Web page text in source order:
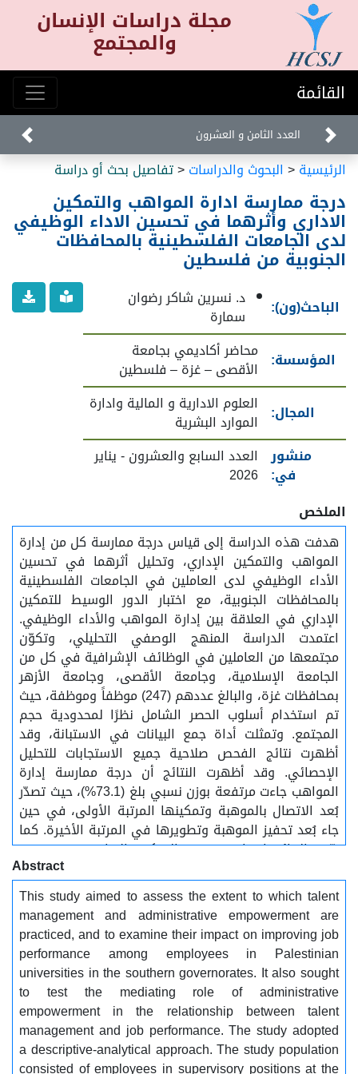
مجلة دراسات الإنسان
والمجتمع
القائمة
العدد الثامن و العشرون
الرئيسية< البحوث والدراسات<تفاصيل بحث أو دراسة
درجة ممارسة ادارة المواهب والتمكين
الاداري وأثرهما في تحسين الاداء الوظيفي
لدى الجامعات الفلسطينية بالمحافظات
الجنوبية من فلسطين
الباحث(ون): د. نسرين شاكر رضوان
سمارة
المؤسسة: محاضر أكاديمي بجامعة
الأقصى – غزة – فلسطين
المجال:
العلوم الادارية و المالية وادارة
الموارد البشرية
منشور
في:
العدد السابع والعشرون - يناير
2026
الملخص
هدفت هذه الدراسة إلى قياس درجة ممارسة كل من إدارة
المواهب والتمكين الإداري، وتحليل أثرهما في تحسين
الأداء الوظيفي لدى العاملين في الجامعات الفلسطينية
بالمحافظات الجنوبية، مع اختبار الدور الوسيط للتمكين
الإداري في العلاقة بين إدارة المواهب والأداء الوظيفي.
اعتمدت الدراسة المنهج الوصفي التحليلي، وتكوّن
مجتمعها من العاملين في الوظائف الإشرافية في كل من
الجامعة الإسلامية، وجامعة الأقصى، وجامعة الأزهر
بمحافظات غزة، والبالغ عددهم (247) موظفاً وموظفة، حيث
تم استخدام أسلوب الحصر الشامل نظرًا لمحدودية حجم
المجتمع. وتمثلت أداة جمع البيانات في الاستبانة، وقد
أظهرت نتائج الفحص صلاحية جميع الاستجابات للتحليل
الإحصائي. وقد أظهرت النتائج أن درجة ممارسة إدارة
المواهب جاءت مرتفعة بوزن نسبي بلغ (73.1%)، حيث تصدّر
بُعد الاتصال بالموهبة وتمكينها المرتبة الأولى، في حين
جاء بُعد تحفيز الموهبة وتطويرها في المرتبة الأخيرة. كما
بيّنت النتائج ارتفاع مستوى التمكين الإداري بوزن نسبي
(75.62%)، وارتفاع مستوى الأداء الوظيفي بدرجة كبيرة
جدًا بوزن نسبي بلغ (81.5%). وكشفت نتائج التحليل كذلك
عن وجود دور وسيط ذي دلالة إحصائية للتمكين الإداري في
العلاقة بين إدارة المواهب والأداء الوظيفي، بما يشير إلى
أن تأثير إدارة المواهب في تحسين الأداء الوظيفي يتحقق
بصورة أكبر من خلال تعزيز مستويات التمكين الإداري لدى
العاملين.وفي ضوء هذه النتائج، أوصت الدراسة بضرورة
تبني رؤية استراتيجية وطنية بإشراف وزارة التعليم العالي
تهدف إلى تنمية وإدارة المواهب البشرية داخل الجامعات
الفلسطينية، إلى جانب إنشاء وحدات أو إدارات متخصصة
لرعاية المواهب، وتخصيص الموارد المالية اللازمة لدعم
Abstract
This study aimed to assess the extent to which talent
management and administrative empowerment are
practiced, and to examine their impact on improving job
performance among employees in Palestinian
universities in the southern governorates. It also sought
to test the mediating role of administrative
empowerment in the relationship between talent
management and job performance. The study adopted
a descriptive-analytical approach. The study population
consisted of employees in supervisory positions at the